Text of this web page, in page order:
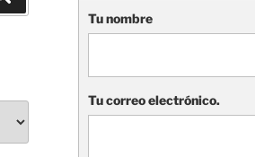
Tu nombre
Tu correo electrónico.